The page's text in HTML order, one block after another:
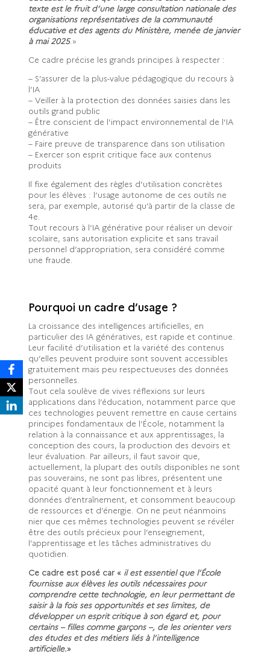
texte est le fruit d’une large consultation nationale des
organisations représentatives de la communauté
éducative et des agents du Ministère, menée de janvier
à mai 2025.»
Ce cadre précise les grands principes à respecter :
– S’assurer de la plus-value pédagogique du recours à
l’IA
– Veiller à la protection des données saisies dans les
outils grand public
– Être conscient de l’impact environnemental de l’IA
générative
– Faire preuve de transparence dans son utilisation
– Exercer son esprit critique face aux contenus
produits
Il fixe également des règles d’utilisation concrètes
pour les élèves : l’usage autonome de ces outils ne
sera, par exemple, autorisé qu’à partir de la classe de
4e
Tout recours à l’IA générative pour réaliser un devoir
scolaire, sans autorisation explicite et sans travail
personnel d’appropriation, sera considéré comme
une fraude.
Pourquoi un cadre d’usage ?
La croissance des intelligences artificielles, en
particulier des IA génératives, est rapide et continue.
Leur facilité d’utilisation et la variété des contenus
qu’elles peuvent produire sont souvent accessibles
gratuitement mais peu respectueuses des données
personnelles.
Tout cela soulève de vives réflexions sur leurs
applications dans l’éducation, notamment parce que
ces technologies peuvent remettre en cause certains
principes fondamentaux de l’École, notamment la
relation à la connaissance et aux apprentissages, la
conception des cours, la production des devoirs et
leur évaluation. Par ailleurs, il faut savoir que,
actuellement, la plupart des outils disponibles ne sont
pas souverains, ne sont pas libres, présentent une
opacité quant à leur fonctionnement et à leurs
données d’entraînement, et consomment beaucoup
de ressources et d’énergie. On ne peut néanmoins
nier que ces mêmes technologies peuvent se révéler
être des outils précieux pour l’enseignement,
l’apprentissage et les tâches administratives du
quotidien.
Ce cadre est posé car « il est essentiel que l’École
fournisse aux élèves les outils nécessaires pour
comprendre cette technologie, en leur permettant de
saisir à la fois ses opportunités et ses limites, de
développer un esprit critique à son égard et, pour
certains – filles comme garçons –, de les orienter vers
des études et des métiers liés à l’intelligence
artificielle.»